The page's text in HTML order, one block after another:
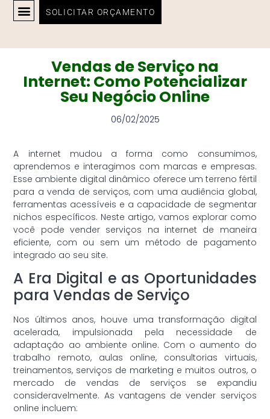
SOLICITAR ORÇAMENTO
Vendas de Serviço na
Internet: Como Potencializar
Seu Negócio Online
06/02/2025
A internet mudou a forma como consumimos,
aprendemos e interagimos com marcas e empresas.
Esse ambiente digital dinâmico oferece um terreno fértil
para a venda de serviços, com uma audiência global,
ferramentas acessíveis e a capacidade de segmentar
nichos específicos. Neste artigo, vamos explorar como
você pode vender serviços na internet de maneira
eficiente, com ou sem um método de pagamento
integrado ao seu site.
A Era Digital e as Oportunidades
para Vendas de Serviço
Nos últimos anos, houve uma transformação digital
acelerada, impulsionada pela necessidade de
adaptação ao ambiente online. Com o aumento do
trabalho remoto, aulas online, consultorias virtuais,
treinamentos, serviços de marketing e muitos outros, o
mercado de vendas de serviços se expandiu
consideravelmente. As vantagens de vender serviços
online incluem: